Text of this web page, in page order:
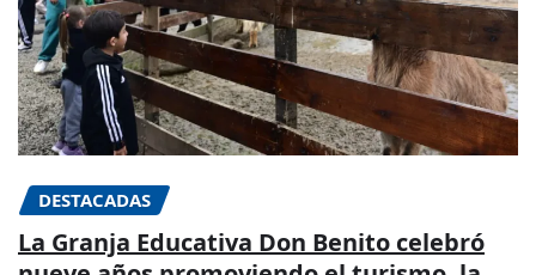
DESTACADAS
La Granja Educativa Don Benito celebró